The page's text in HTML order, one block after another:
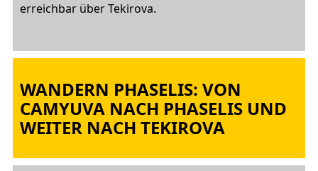
erreichbar über Tekirova.
WANDERN PHASELIS: VON
CAMYUVA NACH PHASELIS UND
WEITER NACH TEKIROVA